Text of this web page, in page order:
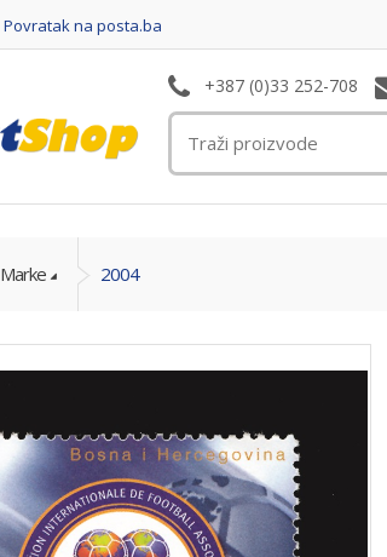
Povratak na posta.ba
+387 (0)33 252-708
Marke 2004